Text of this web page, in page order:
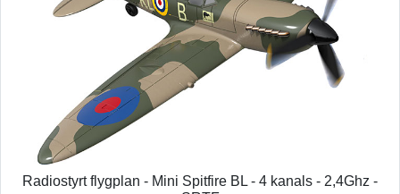
Radiostyrt flygplan - Mini Spitfire BL - 4 kanals - 2,4Ghz -